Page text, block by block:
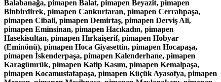
Balabanağa, pimapen Balat, pimapen Beyazit, pimapen
Binbirdirek, pimapen Cankurtaran, pimapen Cerrahpaşa,
pimapen Cibali, pimapen Demirtaş, pimapen Derviş Ali,
pimapen Eminsinan, pimapen Hacıkadın, pimapen
Hasekisultan, pimapen Hırkaişerif, pimapen Hobyar
(Eminönü), pimapen Hoca Giyasettin, pimapen Hocapaşa,
pimapen İskenderpaşa, pimapen Kalenderhane, pimapen
Karagümrük, pimapen Katip Kasım, pimapen Kemalpaşa,
pimapen Kocamustafapaşa, pimapen Küçük Ayasofya, pimapen